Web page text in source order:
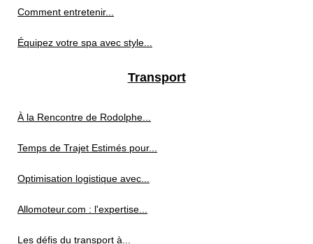
Comment entretenir...
Équipez votre spa avec style...
Transport
À la Rencontre de Rodolphe...
Temps de Trajet Estimés pour...
Optimisation logistique avec...
Allomoteur.com : l'expertise...
Les défis du transport à...